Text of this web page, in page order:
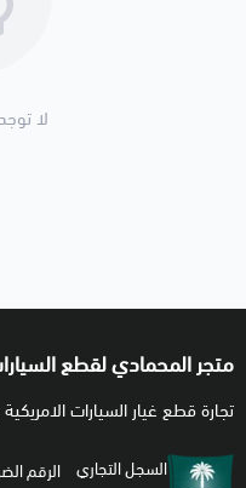
لا
متجر المحمادي لقطع
تجارة قطع غيار السيارات
السجل التجاري
الرقم